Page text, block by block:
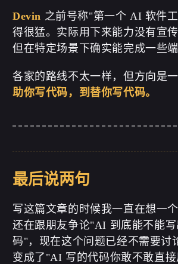
Devin 之前号称"第一个 AI 软件
得很猛。实际用下来能力没有宣传
但在特定场景下确实能完成一些端
各家的路线不太一样，但方向
助你写代码，到替你写代码。
最后说两句
写这篇文章的时候我一直在想一
还在跟朋友争论"AI 到底能不能
码"，现在这个问题已经不需要讨
变成了"AI 写的代码你敢不敢直